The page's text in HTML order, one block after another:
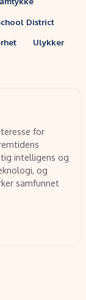
District
Ulykker
for
intelligens og
og
samfunnet